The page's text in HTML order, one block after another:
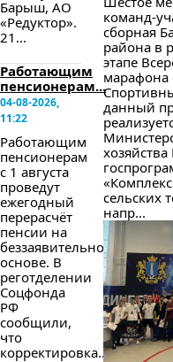
Барыш, АО
«Редуктор».
21...
Работающим
пенсионерам...
04-08-2026,
11:22
Работающим
пенсионерам
с 1 августа
проведут
ежегодный
перерасчёт
пенсии на
беззаявительной
основе. В
реготделении
Соцфонда
РФ
сообщили,
что
корректировка...
команд-
сборная
района в
этапе
марафона
данный
сельских
напр...